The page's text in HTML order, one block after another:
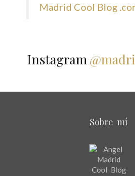
Madrid Cool Blog
Instagram
Sobre mí